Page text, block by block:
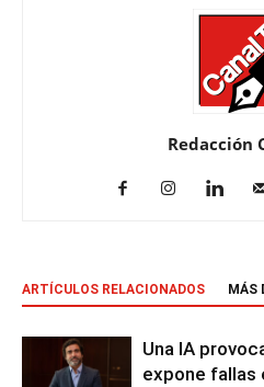
Redacción
ARTÍCULOS RELACIONADOS MÁS
Una IA
expone fallas